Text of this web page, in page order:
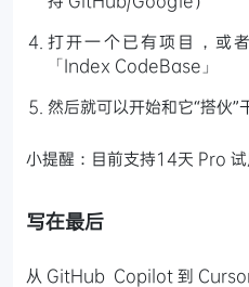
打开一个已有项目，或
「Index CodeBase」
然后就可以开始和它“搭伙”
小提醒：目前支持14天 Pro 试
写在最后
从GitHub Copilot到